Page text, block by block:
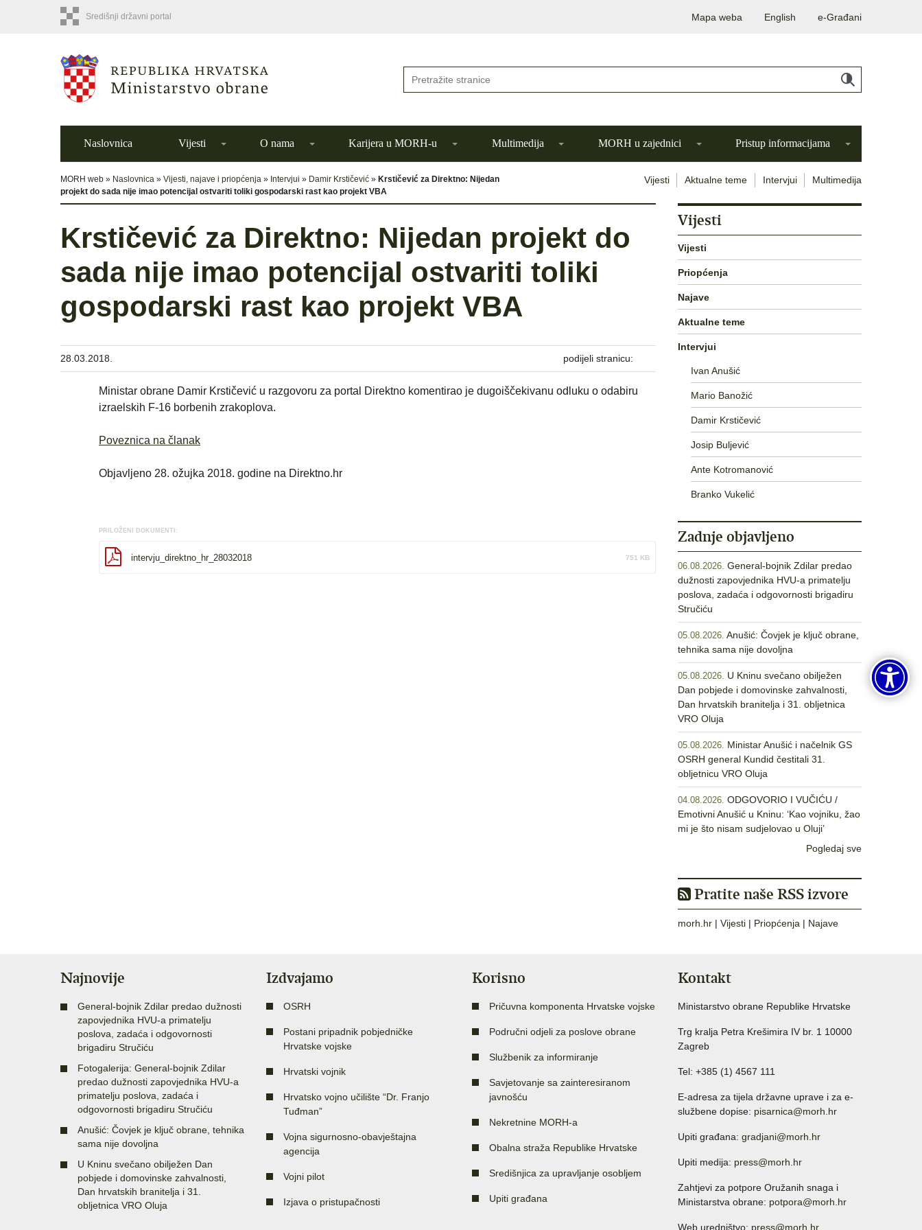
Središnji državni portal Mapa weba English e-Građani
Naslovnica Vijesti O nama Karijera u MORH-u Multimedija MORH u zajednici Pristup informacijama
MORH web » Naslovnica » Vijesti, najave i priopćenja » Intervjui » Damir Krstičević » Krstičević za Direktno: Nijedan
projekt do sada nije imao potencijal ostvariti toliki gospodarski rast kao projekt VBA
Vijesti Aktualne teme Intervjui Multimedija
Krstičević za Direktno: Nijedan projekt do
sada nije imao potencijal ostvariti toliki
gospodarski rast kao projekt VBA
28.03.2018. podijeli stranicu:
Ministar obrane Damir Krstičević u razgovoru za portal Direktno komentirao je dugoiščekivanu odluku o odabiru
izraelskih F-16 borbenih zrakoplova.
Poveznica na članak
Objavljeno 28. ožujka 2018. godine na Direktno.hr
PRILOŽENI DOKUMENTI:
intervju_direktno_hr_28032018 751 KB
Vijesti
Vijesti
Priopćenja
Najave
Aktualne teme
Intervjui
Ivan Anušić
Mario Banožić
Damir Krstičević
Josip Buljević
Ante Kotromanović
Branko Vukelić
Zadnje objavljeno
06.08.2026. General-bojnik Zdilar predao
dužnosti zapovjednika HVU-a primatelju
poslova, zadaća i odgovornosti brigadiru
Stručiću
05.08.2026. Anušić: Čovjek je ključ obrane,
tehnika sama nije dovoljna
05.08.2026. U Kninu svečano obilježen
Dan pobjede i domovinske zahvalnosti,
Dan hrvatskih branitelja i 31. obljetnica
VRO Oluja
05.08.2026. Ministar Anušić i načelnik GS
OSRH general Kundid čestitali 31.
obljetnicu VRO Oluja
04.08.2026. ODGOVORIO I VUČIĆU /
Emotivni Anušić u Kninu: ‘Kao vojniku, žao
mi je što nisam sudjelovao u Oluji’
Pogledaj sve
Pratite naše RSS izvore
morh.hr | Vijesti | Priopćenja | Najave
Najnovije
General-bojnik Zdilar predao dužnosti
zapovjednika HVU-a primatelju
poslova, zadaća i odgovornosti
brigadiru Stručiću
Fotogalerija: General-bojnik Zdilar
predao dužnosti zapovjednika HVU-a
primatelju poslova, zadaća i
odgovornosti brigadiru Stručiću
Anušić: Čovjek je ključ obrane, tehnika
sama nije dovoljna
U Kninu svečano obilježen Dan
pobjede i domovinske zahvalnosti,
Dan hrvatskih branitelja i 31.
obljetnica VRO Oluja
Izdvajamo
OSRH
Postani pripadnik pobjedničke
Hrvatske vojske
Hrvatski vojnik
Hrvatsko vojno učilište “Dr. Franjo
Tuđman”
Vojna sigurnosno-obavještajna
agencija
Vojni pilot
Izjava o pristupačnosti
Korisno
Pričuvna komponenta Hrvatske vojske
Područni odjeli za poslove obrane
Službenik za informiranje
Savjetovanje sa zainteresiranom
javnošću
Nekretnine MORH-a
Obalna straža Republike Hrvatske
Središnjica za upravljanje osobljem
Upiti građana
Kontakt
Ministarstvo obrane Republike Hrvatske
Trg kralja Petra Krešimira IV br. 1 10000
Zagreb
Tel: +385 (1) 4567 111
E-adresa za tijela državne uprave i za e-
službene dopise: pisarnica@morh.hr
Upiti građana: gradjani@morh.hr
Upiti medija: press@morh.hr
Zahtjevi za potpore Oružanih snaga i
Ministarstva obrane: potpora@morh.hr
Web uredništvo: press@morh.hr